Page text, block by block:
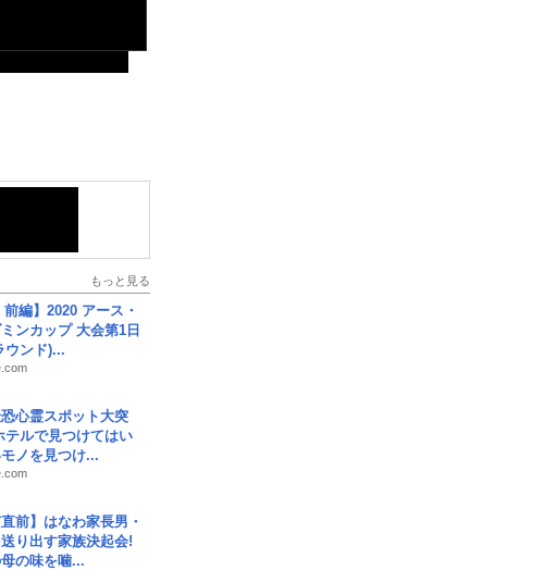
もっと見る
前編】2020 アース・
ンカップ 大会第1日
ウンド)...
心霊スポット大突
テルで見つけてはい
ノを見つけ...
直前】はなわ家長男・
り出す家族決起会!
の味を噛...